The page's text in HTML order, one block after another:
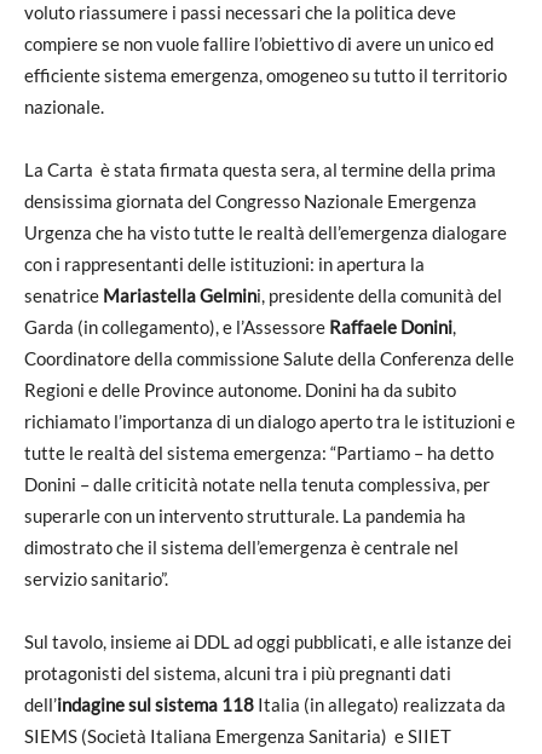
voluto riassumere i passi necessari che la politica deve
compiere se non vuole fallire l’obiettivo di avere un unico ed
efficiente sistema emergenza, omogeneo su tutto il territorio
nazionale.
La Carta è stata firmata questa sera, al termine della prima
densissima giornata del Congresso Nazionale Emergenza
Urgenza che ha visto tutte le realtà dell’emergenza dialogare
con i rappresentanti delle istituzioni: in apertura la
senatrice Mariastella Gelmini, presidente della comunità del
Garda (in collegamento), e l’Assessore Raffaele Donini,
Coordinatore della commissione Salute della Conferenza delle
Regioni e delle Province autonome. Donini ha da subito
richiamato l’importanza di un dialogo aperto tra le istituzioni e
tutte le realtà del sistema emergenza: “Partiamo – ha detto
Donini – dalle criticità notate nella tenuta complessiva, per
superarle con un intervento strutturale. La pandemia ha
dimostrato che il sistema dell’emergenza è centrale nel
servizio sanitario”.
Sul tavolo, insieme ai DDL ad oggi pubblicati, e alle istanze dei
protagonisti del sistema, alcuni tra i più pregnanti dati
dell’indagine sul sistema 118 Italia (in allegato) realizzata da
SIEMS (Società Italiana Emergenza Sanitaria) e SIIET